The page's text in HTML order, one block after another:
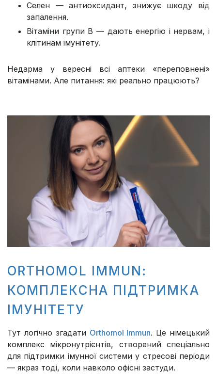
Селен — антиоксидант, знижує шкоду від
запалення.
Вітаміни групи B — дають енергію і нервам, і
клітинам імунітету.
Недарма у вересні всі аптеки «переповнені»
вітамінами. Але питання: які реально працюють?
ORTHOMOL IMMUN:
КОМПЛЕКСНА ПІДТРИМКА
ІМУНІТЕТУ
Тут логічно згадати Orthomol Immun. Це німецький
комплекс мікронутрієнтів, створений спеціально
для підтримки імунної системи у стресові періоди
— якраз тоді, коли навколо офісні застуди.